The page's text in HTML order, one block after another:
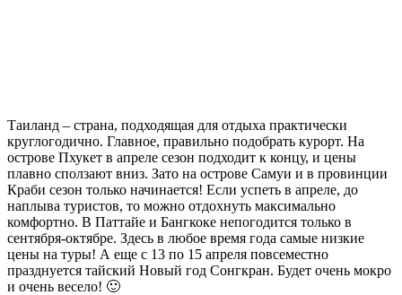
Таиланд – страна, подходящая для отдыха практически
круглогодично. Главное, правильно подобрать курорт. На
острове Пхукет в апреле сезон подходит к концу, и цены
плавно сползают вниз. Зато на острове Самуи и в провинции
Краби сезон только начинается! Если успеть в апреле, до
наплыва туристов, то можно отдохнуть максимально
комфортно. В Паттайе и Бангкоке непогодится только в
сентября-октябре. Здесь в любое время года самые низкие
цены на туры! А еще с 13 по 15 апреля повсеместно
празднуется тайский Новый год Сонгкран. Будет очень мокро
и очень весело! 🙂